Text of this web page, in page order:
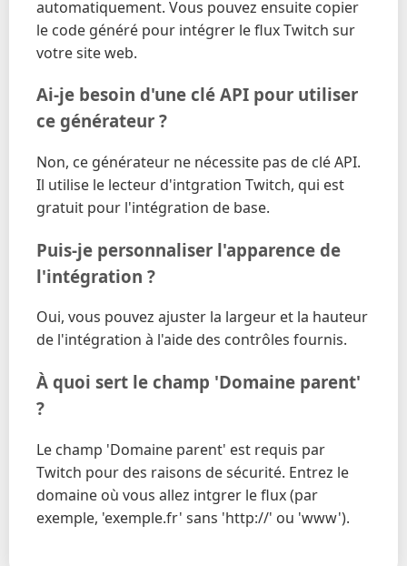
automatiquement. Vous pouvez ensuite copier
le code généré pour intégrer le flux Twitch sur
votre site web.
Ai-je besoin d'une clé API pour utiliser
ce générateur ?
Non, ce générateur ne nécessite pas de clé API.
Il utilise le lecteur d'intgration Twitch, qui est
gratuit pour l'intégration de base.
Puis-je personnaliser l'apparence de
l'intégration ?
Oui, vous pouvez ajuster la largeur et la hauteur
de l'intégration à l'aide des contrôles fournis.
À quoi sert le champ 'Domaine parent'
?
Le champ 'Domaine parent' est requis par
Twitch pour des raisons de sécurité. Entrez le
domaine où vous allez intgrer le flux (par
exemple, 'exemple.fr' sans 'http://' ou 'www').